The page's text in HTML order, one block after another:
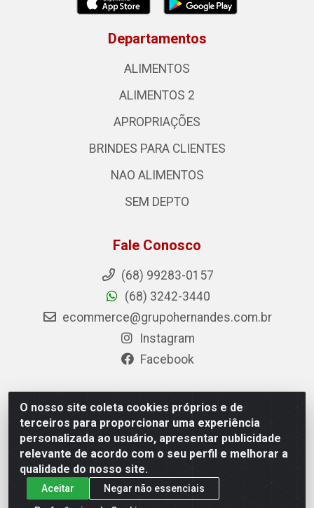
O nosso site coleta cookies próprios e de
terceiros para proporcionar uma experiência
personalizada ao usuário, apresentar publicidade
relevante de acordo com o seu perfil e melhorar a
qualidade do nosso site.
Aceitar
Negar não essenciais
Departamentos
ALIMENTOS
ALIMENTOS 2
APROPRIAÇÕES
BRINDES PARA CLIENTES
NAO ALIMENTOS
SEM DEPTO
Fale Conosco
(68) 99283-0157
(68) 3242-3440
ecommerce@grupohernandes.com.br
Instagram
Facebook
Hernandes - Atacado e Distribuições - Rodovia
Transacreana, 2155 - Floresta Sul, Rio Branco/AC - CEP
69.912-290 - CNPJ 12.996.556/0001-69